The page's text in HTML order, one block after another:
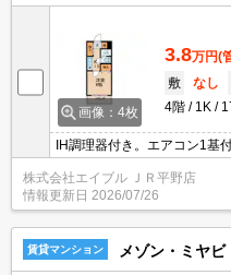
画像：4枚
3.8万円(
敷
なし
4階
1K
IH調理器付き。エアコン1基
てます。ぜひお問い合わせく
株式会社エイブル ＪＲ平野店
情報更新日 2026/07/26
賃貸マンション メゾン・ミヤビ